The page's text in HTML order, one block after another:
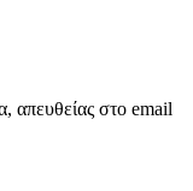
απευθείας στο email